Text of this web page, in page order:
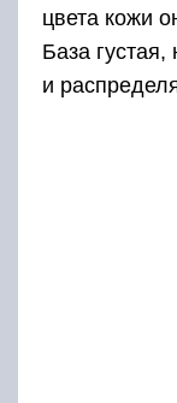
цвета кожи
База густая,
и